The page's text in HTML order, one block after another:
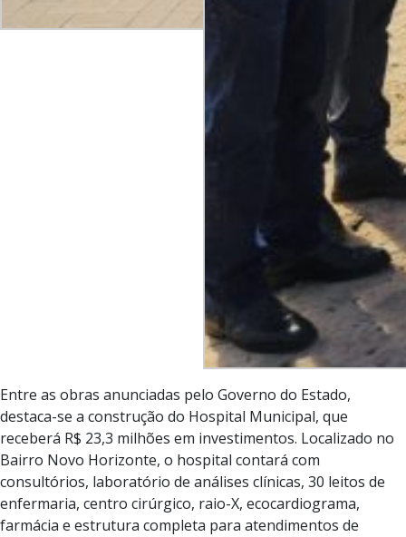
Entre as obras anunciadas pelo Governo do Estado,
destaca-se a construção do Hospital Municipal, que
receberá R$ 23,3 milhões em investimentos. Localizado no
Bairro Novo Horizonte, o hospital contará com
consultórios, laboratório de análises clínicas, 30 leitos de
enfermaria, centro cirúrgico, raio-X, ecocardiograma,
farmácia e estrutura completa para atendimentos de